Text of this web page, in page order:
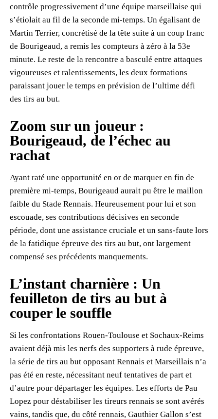
contrôle progressivement d’une équipe marseillaise qui
s’étiolait au fil de la seconde mi-temps. Un égalisant de
Martin Terrier, concrétisé de la tête suite à un coup franc
de Bourigeaud, a remis les compteurs à zéro à la 53e
minute. Le reste de la rencontre a basculé entre attaques
vigoureuses et ralentissements, les deux formations
paraissant jouer le temps en prévision de l’ultime défi
des tirs au but.
Zoom sur un joueur :
Bourigeaud, de l’échec au
rachat
Ayant raté une opportunité en or de marquer en fin de
première mi-temps, Bourigeaud aurait pu être le maillon
faible du Stade Rennais. Heureusement pour lui et son
escouade, ses contributions décisives en seconde
période, dont une assistance cruciale et un sans-faute lors
de la fatidique épreuve des tirs au but, ont largement
compensé ses précédents manquements.
L’instant charnière : Un
feuilleton de tirs au but à
couper le souffle
Si les confrontations Rouen-Toulouse et Sochaux-Reims
avaient déjà mis les nerfs des supporters à rude épreuve,
la série de tirs au but opposant Rennais et Marseillais n’a
pas été en reste, nécessitant neuf tentatives de part et
d’autre pour départager les équipes. Les efforts de Pau
Lopez pour déstabiliser les tireurs rennais se sont avérés
vains, tandis que, du côté rennais, Gauthier Gallon s’est